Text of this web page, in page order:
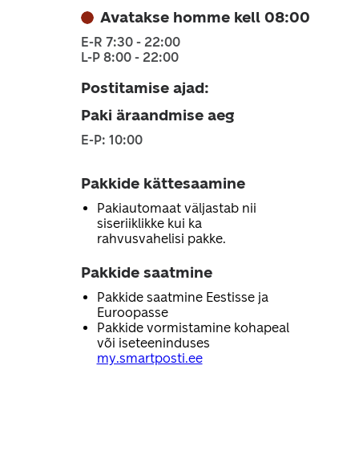
Avatakse homme kell 08:00
E-R 7:30 - 22:00
L-P 8:00 - 22:00
Postitamise ajad:
Paki äraandmise aeg
E-P: 10:00
Pakkide kättesaamine
Pakiautomaat väljastab nii
siseriiklikke kui ka
rahvusvahelisi pakke.
Pakkide saatmine
Pakkide saatmine Eestisse ja
Euroopasse
Pakkide vormistamine kohapeal
või iseteeninduses
my.smartposti.ee